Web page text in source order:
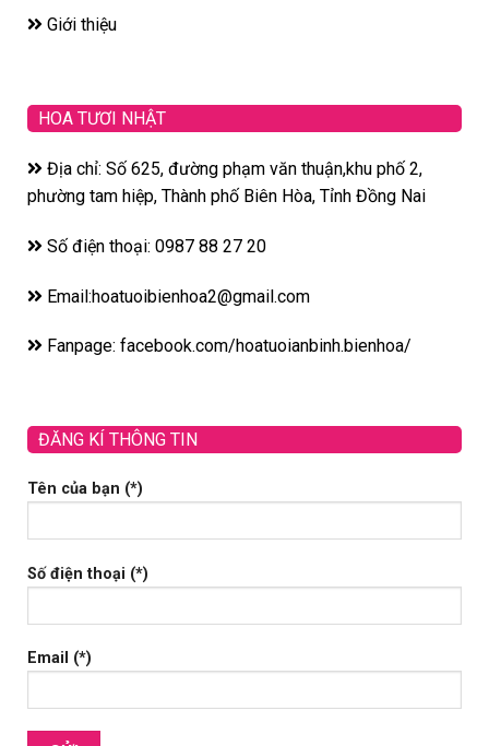
Giới thiệu
HOA TƯƠI NHẬT
Địa chỉ: Số 625, đường phạm văn thuận,khu phố 2,
phường tam hiệp, Thành phố Biên Hòa, Tỉnh Đồng Nai
Số điện thoại: 0987 88 27 20
Email:hoatuoibienhoa2@gmail.com
Fanpage: facebook.com/hoatuoianbinh.bienhoa/
ĐĂNG KÍ THÔNG TIN
Tên của bạn (*)
Số điện thoại (*)
Email (*)